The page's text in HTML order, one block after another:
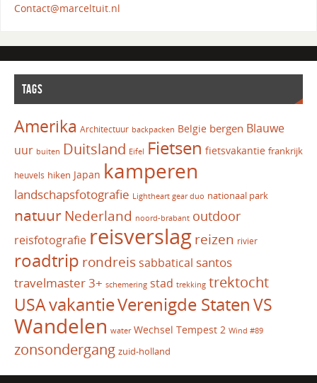
Contact@marceltuit.nl
TAGS
Amerika Architectuur backpacken Belgie bergen Blauwe
uur buiten Duitsland Eifel Fietsen fietsvakantie frankrijk
heuvels hiken Japan kamperen
landschapsfotografie Lightheart gear duo nationaal park
natuur Nederland noord-brabant outdoor
reisfotografie reisverslag reizen rivier
roadtrip rondreis sabbatical santos
travelmaster 3+ schemering stad trekking trektocht
USAvakantieVerenigde StatenVS
Wandelen water Wechsel Tempest 2 Wind #89
zonsondergang zuid-holland